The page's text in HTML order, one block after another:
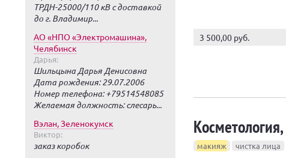
ТРДН-25000/110 кВ с доставкой
до г. Владимир...
АО «НПО «Электромашина»,
Челябинск
Дарья:
Шильцына Дарья Денисовна
Дата рождения: 29.07.2006
Номер телефона: +79514548085
Желаемая должность: слесарь...
Вэлан, Зеленокумск
Виктор:
заказ коробок
3 500,00 руб.
макияж чистка лица